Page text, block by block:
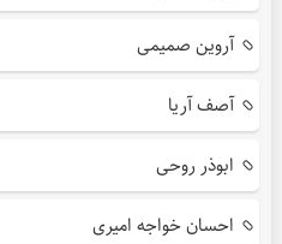
آروین صمیمی
آصف آریا
ابوذر روحی
احسان خواجه امیری